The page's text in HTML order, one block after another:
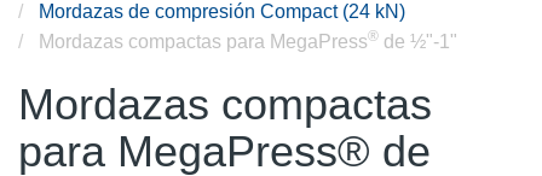
Mordazas de compresión Compact (24 kN)
Mordazas compactas para MegaPress® de ½"-1"
Mordazas compactas
para MegaPress® de